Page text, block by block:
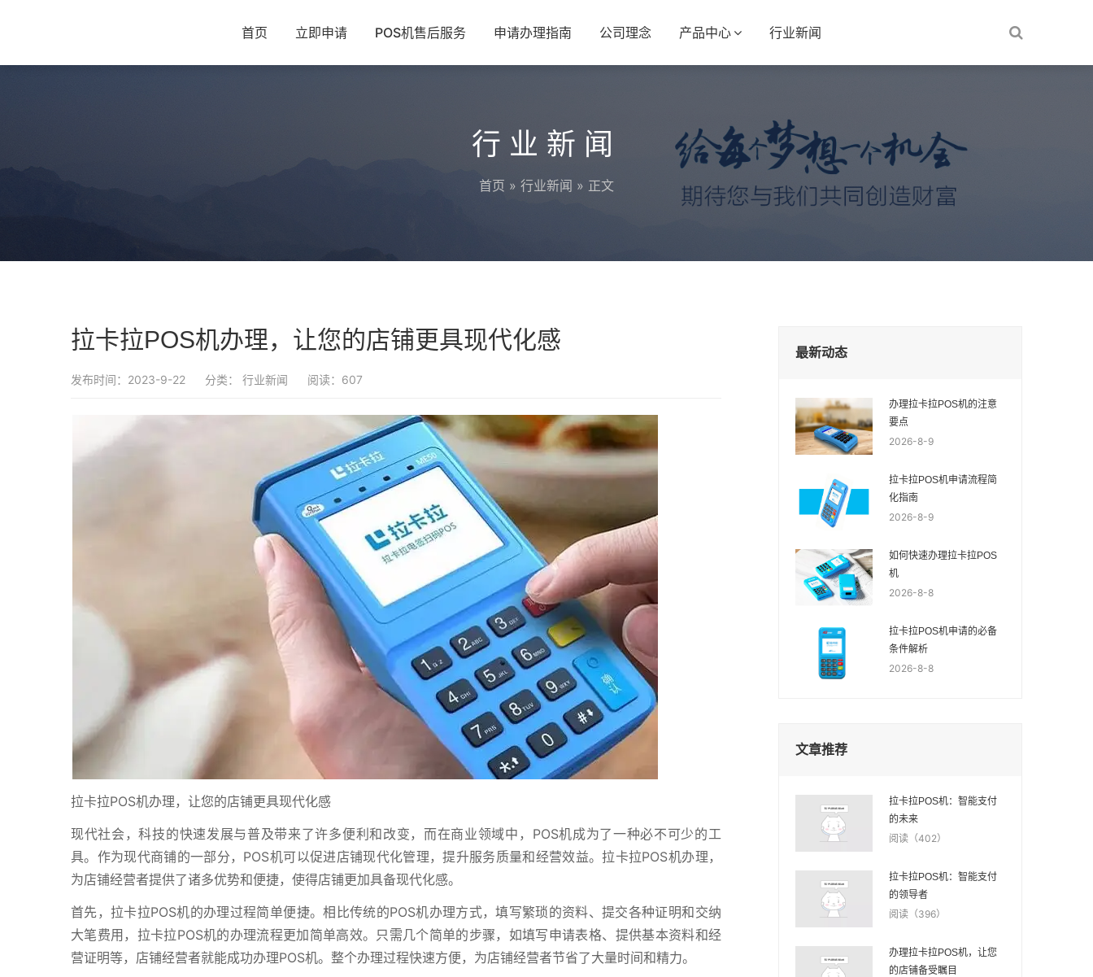
首页 立即申请 POS机售后服务 申请办理指南 公司理念 产品中心 行业新闻
行业新闻
首页 » 行业新闻 » 正文
拉卡拉POS机办理，让您的店铺更具现代化感
发布时间：2023-9-22 分类： 行业新闻 阅读：607
拉卡拉POS机办理，让您的店铺更具现代化感
现代社会，科技的快速发展与普及带来了许多便利和改变，而在商业领域中，POS机成为了一种必不可少的工
具。作为现代商铺的一部分，POS机可以促进店铺现代化管理，提升服务质量和经营效益。拉卡拉POS机办理，
为店铺经营者提供了诸多优势和便捷，使得店铺更加具备现代化感。
首先，拉卡拉POS机的办理过程简单便捷。相比传统的POS机办理方式，填写繁琐的资料、提交各种证明和交纳
大笔费用，拉卡拉POS机的办理流程更加简单高效。只需几个简单的步骤，如填写申请表格、提供基本资料和经
营证明等，店铺经营者就能成功办理POS机。整个办理过程快速方便，为店铺经营者节省了大量时间和精力。
最新动态
办理拉卡拉POS机的注意
要点
2026-8-9
拉卡拉POS机申请流程简
化指南
2026-8-9
如何快速办理拉卡拉POS
机
2026-8-8
拉卡拉POS机申请的必备
条件解析
2026-8-8
文章推荐
拉卡拉POS机：智能支付
的未来
阅读（402）
拉卡拉POS机：智能支付
的领导者
阅读（396）
办理拉卡拉POS机，让您
的店铺备受瞩目